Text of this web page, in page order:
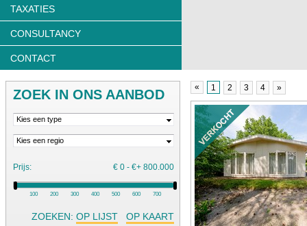
TAXATIES
CONSULTANCY
CONTACT
« 1 2 3 4 »
ZOEK IN ONS AANBOD
Kies een type
Kies een regio
Prijs: € 0 - €+ 800.000
100 200 300 400 500 600 700
ZOEKEN: OP LIJST OP KAART